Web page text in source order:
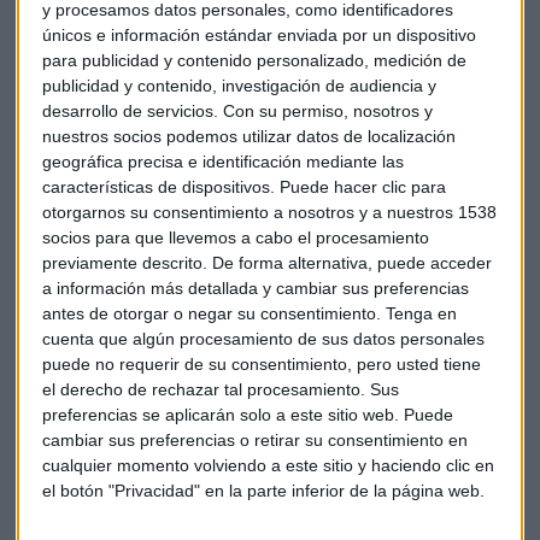
y procesamos datos personales, como identificadores
únicos e información estándar enviada por un dispositivo
para publicidad y contenido personalizado, medición de
publicidad y contenido, investigación de audiencia y
desarrollo de servicios. Con su permiso, nosotros y
nuestros socios podemos utilizar datos de localización
geográfica precisa e identificación mediante las
características de dispositivos. Puede hacer clic para
otorgarnos su consentimiento a nosotros y a nuestros 1538
socios para que llevemos a cabo el procesamiento
previamente descrito. De forma alternativa, puede acceder
a información más detallada y cambiar sus preferencias
antes de otorgar o negar su consentimiento. Tenga en
cuenta que algún procesamiento de sus datos personales
puede no requerir de su consentimiento, pero usted tiene
el derecho de rechazar tal procesamiento. Sus
preferencias se aplicarán solo a este sitio web. Puede
cambiar sus preferencias o retirar su consentimiento en
cualquier momento volviendo a este sitio y haciendo clic en
el botón "Privacidad" en la parte inferior de la página web.
Los profesionales de empresas y asociaciones socias de
AUTOCONTROL cuentan con beneficios exclusivos, como el
acceso gratuito a determinados cursos y descuentos en
otros.
AUTOCONTROL FORMACIÓN nace con identidad propia,
incorporando una imagen de marca diferenciada, y
representa un paso más en la consolidación de esta línea de
actividad, clave para acompañar al sector en un entorno
regulatorio en constante evolución.
AUTOCONTROL ha diseñado una interesante agenda de
cursos para los próximos meses, centrada en los principales
retos normativos y éticos de la industria, con un enfoque
eminentemente práctico.
Con este lanzamiento, AUTOCONTROL refuerza su papel
como actor clave en la capacitación del sector